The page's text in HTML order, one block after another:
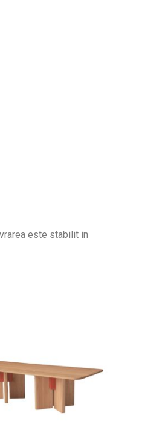
este stabilit in